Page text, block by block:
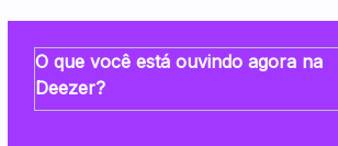
O que você está ouvindo agora na
Deezer?